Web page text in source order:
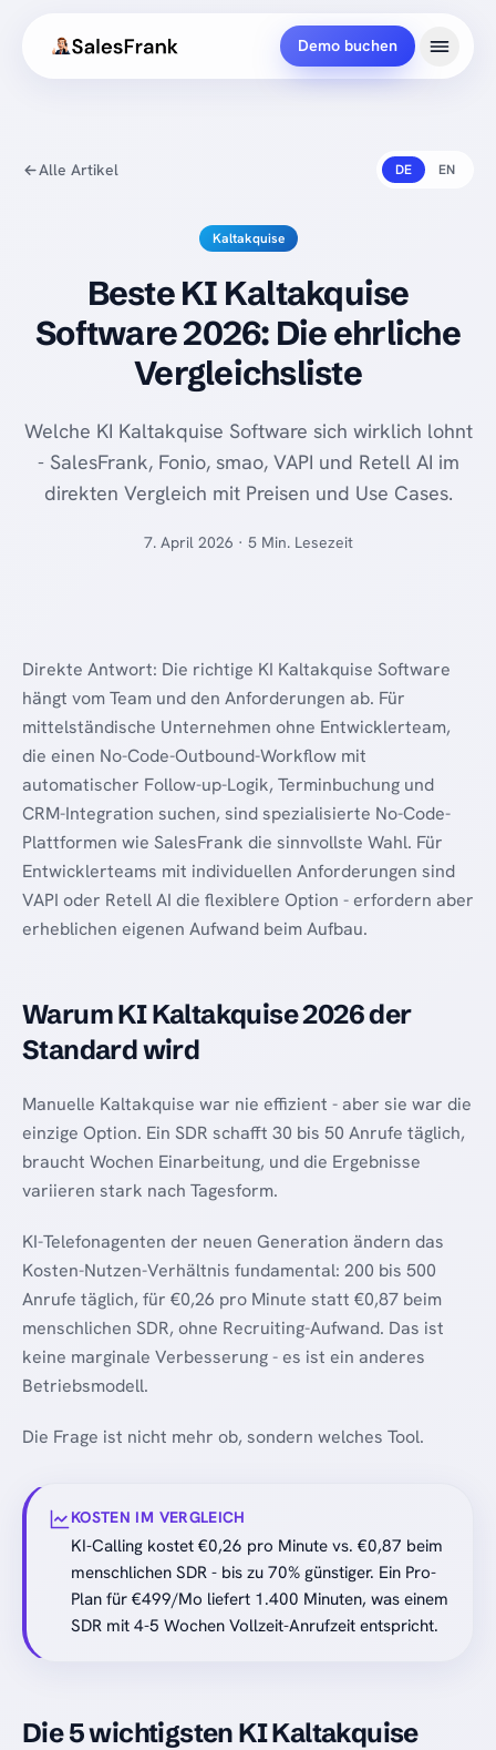
Demo buchen
Alle Artikel DE EN
Kaltakquise
Beste KI Kaltakquise
Software 2026: Die ehrliche
Vergleichsliste
Welche KI Kaltakquise Software sich wirklich lohnt
- SalesFrank, Fonio, smao, VAPI und Retell AI im
direkten Vergleich mit Preisen und Use Cases.
7. April 2026 · 5 Min. Lesezeit
Direkte Antwort: Die richtige KI Kaltakquise Software
hängt vom Team und den Anforderungen ab. Für
mittelständische Unternehmen ohne Entwicklerteam,
die einen No-Code-Outbound-Workflow mit
automatischer Follow-up-Logik, Terminbuchung und
CRM-Integration suchen, sind spezialisierte No-Code-
Plattformen wie SalesFrank die sinnvollste Wahl. Für
Entwicklerteams mit individuellen Anforderungen sind
VAPI oder Retell AI die flexiblere Option - erfordern aber
erheblichen eigenen Aufwand beim Aufbau.
Warum KI Kaltakquise 2026 der
Standard wird
Manuelle Kaltakquise war nie effizient - aber sie war die
einzige Option. Ein SDR schafft 30 bis 50 Anrufe täglich,
braucht Wochen Einarbeitung, und die Ergebnisse
variieren stark nach Tagesform.
KI-Telefonagenten der neuen Generation ändern das
Kosten-Nutzen-Verhältnis fundamental: 200 bis 500
Anrufe täglich, für €0,26 pro Minute statt €0,87 beim
menschlichen SDR, ohne Recruiting-Aufwand. Das ist
keine marginale Verbesserung - es ist ein anderes
Betriebsmodell.
Die Frage ist nicht mehr ob, sondern welches Tool.
KOSTEN IM VERGLEICH
KI-Calling kostet €0,26 pro Minute vs. €0,87 beim
menschlichen SDR - bis zu 70% günstiger. Ein Pro-
Plan für €499/Mo liefert 1.400 Minuten, was einem
SDR mit 4-5 Wochen Vollzeit-Anrufzeit entspricht.
Die 5 wichtigsten KI Kaltakquise